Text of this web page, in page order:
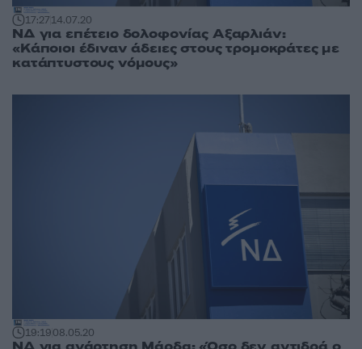
17:2714.07.20
ΝΔ για επέτειο δολοφονίας Αξαρλιάν:
«Κάποιοι έδιναν άδειες στους τρομοκράτες με
κατάπτυστους νόμους»
19:1908.05.20